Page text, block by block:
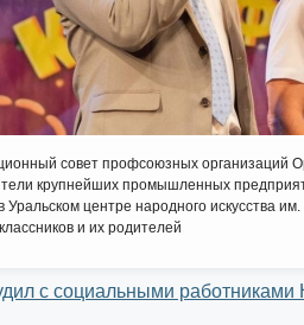
совет профсоюзных организаций
крупнейших промышленных
Уральском центре народного искусства
и их родителей
с социальными